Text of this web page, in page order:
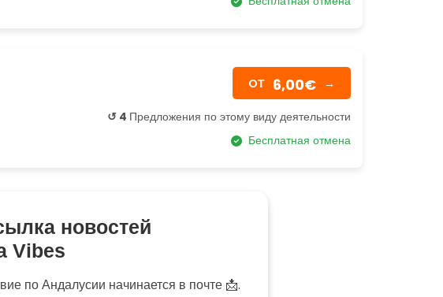
OТ 6,00€ →
↺ 4 Предложения по этому виду деятельности
Бесплатная отмена
новостей
Vibes
по Андалусии начинается в почте 📩.